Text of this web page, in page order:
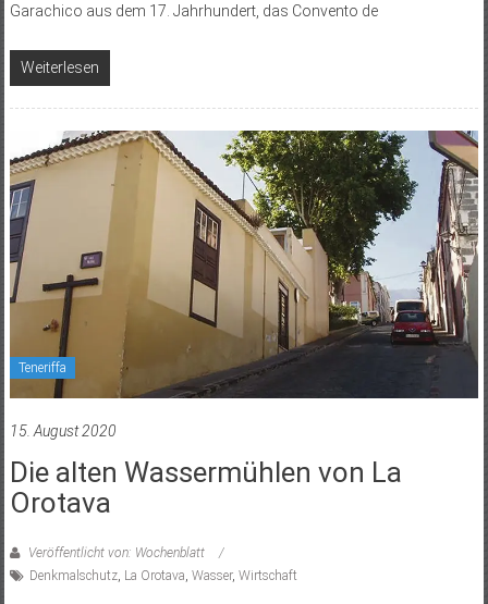
Garachico aus dem 17. Jahrhundert, das Convento de
Weiterlesen
Teneriffa
15. August 2020
Die alten Wassermühlen von La
Orotava
Veröffentlicht von: Wochenblatt
Denkmalschutz, La Orotava Wasser, Wirtschaft